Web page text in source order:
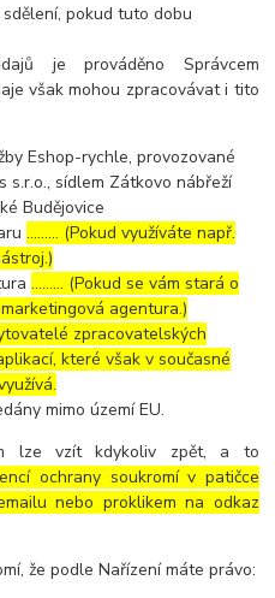
pokud tuto dobu
je prováděno Správcem
však mohou zpracovávat i tito
Eshop-rychle, provozované
s.r.o., sídlem Zátkovo nábřeží
Budějovice
……… (Pokud využíváte např.
……… (Pokud se vám stará o
agentura.)
zpracovatelských
které však v současné
mimo území EU.
lze vzít kdykoliv zpět, a to
ochrany soukromí v patičce
nebo proklikem na odkaz
že podle Nařízení máte právo: